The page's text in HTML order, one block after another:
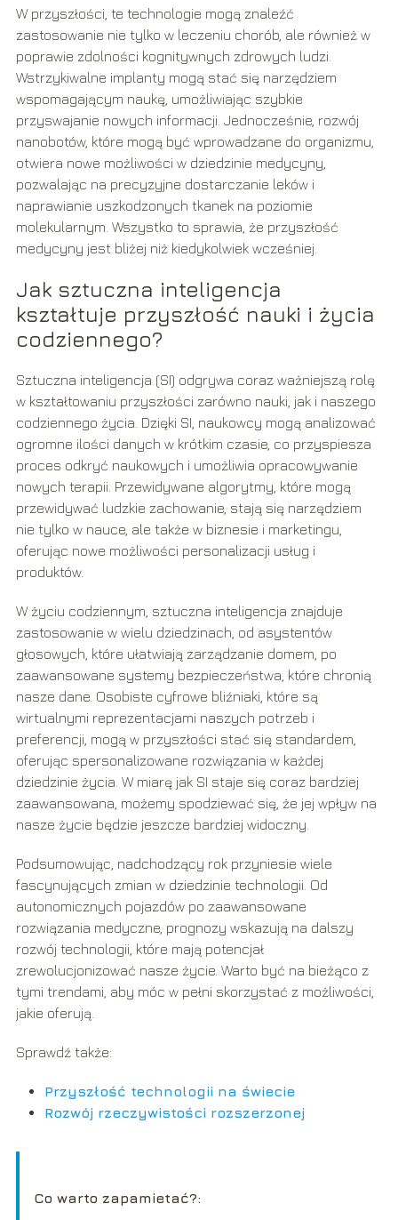
W przyszłości, te technologie mogą znaleźć
zastosowanie nie tylko w leczeniu chorób, ale również w
poprawie zdolności kognitywnych zdrowych ludzi.
Wstrzykiwalne implanty mogą stać się narzędziem
wspomagającym naukę, umożliwiając szybkie
przyswajanie nowych informacji. Jednocześnie, rozwój
nanobotów, które mogą być wprowadzane do organizmu,
otwiera nowe możliwości w dziedzinie medycyny,
pozwalając na precyzyjne dostarczanie leków i
naprawianie uszkodzonych tkanek na poziomie
molekularnym. Wszystko to sprawia, że przyszłość
medycyny jest bliżej niż kiedykolwiek wcześniej.
Jak sztuczna inteligencja
kształtuje przyszłość nauki i życia
codziennego?
Sztuczna inteligencja (SI) odgrywa coraz ważniejszą rolę
w kształtowaniu przyszłości zarówno nauki, jak i naszego
codziennego życia. Dzięki SI, naukowcy mogą analizować
ogromne ilości danych w krótkim czasie, co przyspiesza
proces odkryć naukowych i umożliwia opracowywanie
nowych terapii. Przewidywane algorytmy, które mogą
przewidywać ludzkie zachowanie, stają się narzędziem
nie tylko w nauce, ale także w biznesie i marketingu,
oferując nowe możliwości personalizacji usług i
produktów.
W życiu codziennym, sztuczna inteligencja znajduje
zastosowanie w wielu dziedzinach, od asystentów
głosowych, które ułatwiają zarządzanie domem, po
zaawansowane systemy bezpieczeństwa, które chronią
nasze dane. Osobiste cyfrowe bliźniaki, które są
wirtualnymi reprezentacjami naszych potrzeb i
preferencji, mogą w przyszłości stać się standardem,
oferując spersonalizowane rozwiązania w każdej
dziedzinie życia. W miarę jak SI staje się coraz bardziej
zaawansowana, możemy spodziewać się, że jej wpływ na
nasze życie będzie jeszcze bardziej widoczny.
Podsumowując, nadchodzący rok przyniesie wiele
fascynujących zmian w dziedzinie technologii. Od
autonomicznych pojazdów po zaawansowane
rozwiązania medyczne, prognozy wskazują na dalszy
rozwój technologii, które mają potencjał
zrewolucjonizować nasze życie. Warto być na bieżąco z
tymi trendami, aby móc w pełni skorzystać z możliwości,
jakie oferują.
Sprawdź także:
Przyszłość technologii na świecie
Rozwój rzeczywistości rozszerzonej
Co warto zapamietać?: